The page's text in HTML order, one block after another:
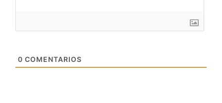
0 COMENTARIOS